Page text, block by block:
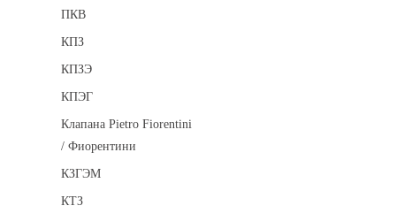
ПКВ
КПЗ
КПЗЭ
КПЭГ
Клапана Pietro Fiorentini
/ Фиорентини
КЗГЭМ
КТЗ